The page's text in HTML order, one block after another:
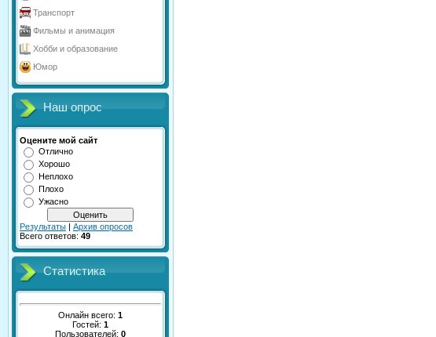
Транспорт
Фильмы и анимация
Хобби и образование
Юмор
Наш опрос
Оцените мой сайт
Отлично
Хорошо
Неплохо
Плохо
Ужасно
Результаты | Архив опросов
Всего ответов: 49
Статистика
Онлайн всего: 1
Гостей: 1
Пользователей: 0